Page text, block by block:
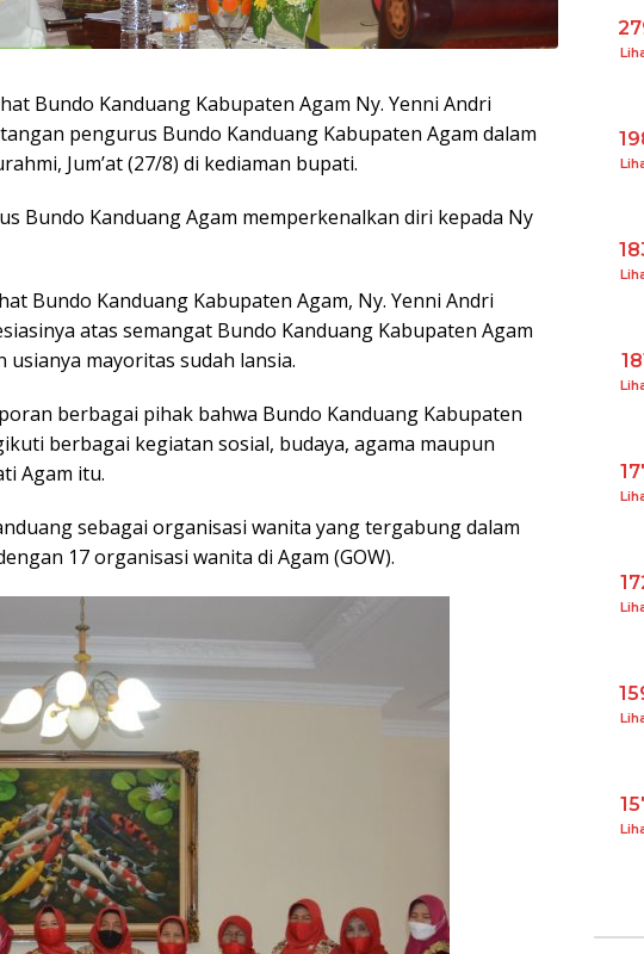
Bundo Kanduang Kabupaten Agam Ny. Yenni Andri
pengurus Bundo Kanduang Kabupaten Agam dalam
Jum’at (27/8) di kediaman bupati.
Bundo Kanduang Agam memperkenalkan diri kepada Ny
Bundo Kanduang Kabupaten Agam, Ny. Yenni Andri
atas semangat Bundo Kanduang Kabupaten Agam
mayoritas sudah lansia.
berbagai pihak bahwa Bundo Kanduang Kabupaten
berbagai kegiatan sosial, budaya, agama maupun
Agam itu.
sebagai organisasi wanita yang tergabung dalam
17 organisasi wanita di Agam (GOW).